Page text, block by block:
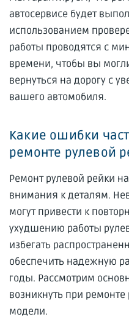
автосервисе будет
использованием
работы проводятся с
времени, чтобы вы
вернуться на дорогу с
вашего автомобиля.
Какие ошибки
ремонте рулевой
Ремонт рулевой рейки на
внимания к деталям.
могут привести к
ухудшению работы
избегать
обеспечить надежную
годы. Рассмотрим
возникнуть при
модели.